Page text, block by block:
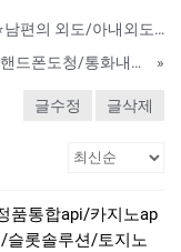
핸드폰실시간확인및감시⭐라인:MG5085⭐남편의 외도/아내외도/애인의 외도! 배우자 외도! 어떻게 해야 배우자의 외도증거를 잡을수 있을까요?
바람난아내 스마트폰해킹☎라인:MG5085☎핸드폰도청/통화내용듣기/복제폰/쌍둥이폰/심부름센터/IT흥신소/사이버흥신소
»
글수정 글삭제
품통합api/카지노ap
롯솔루션/토지노